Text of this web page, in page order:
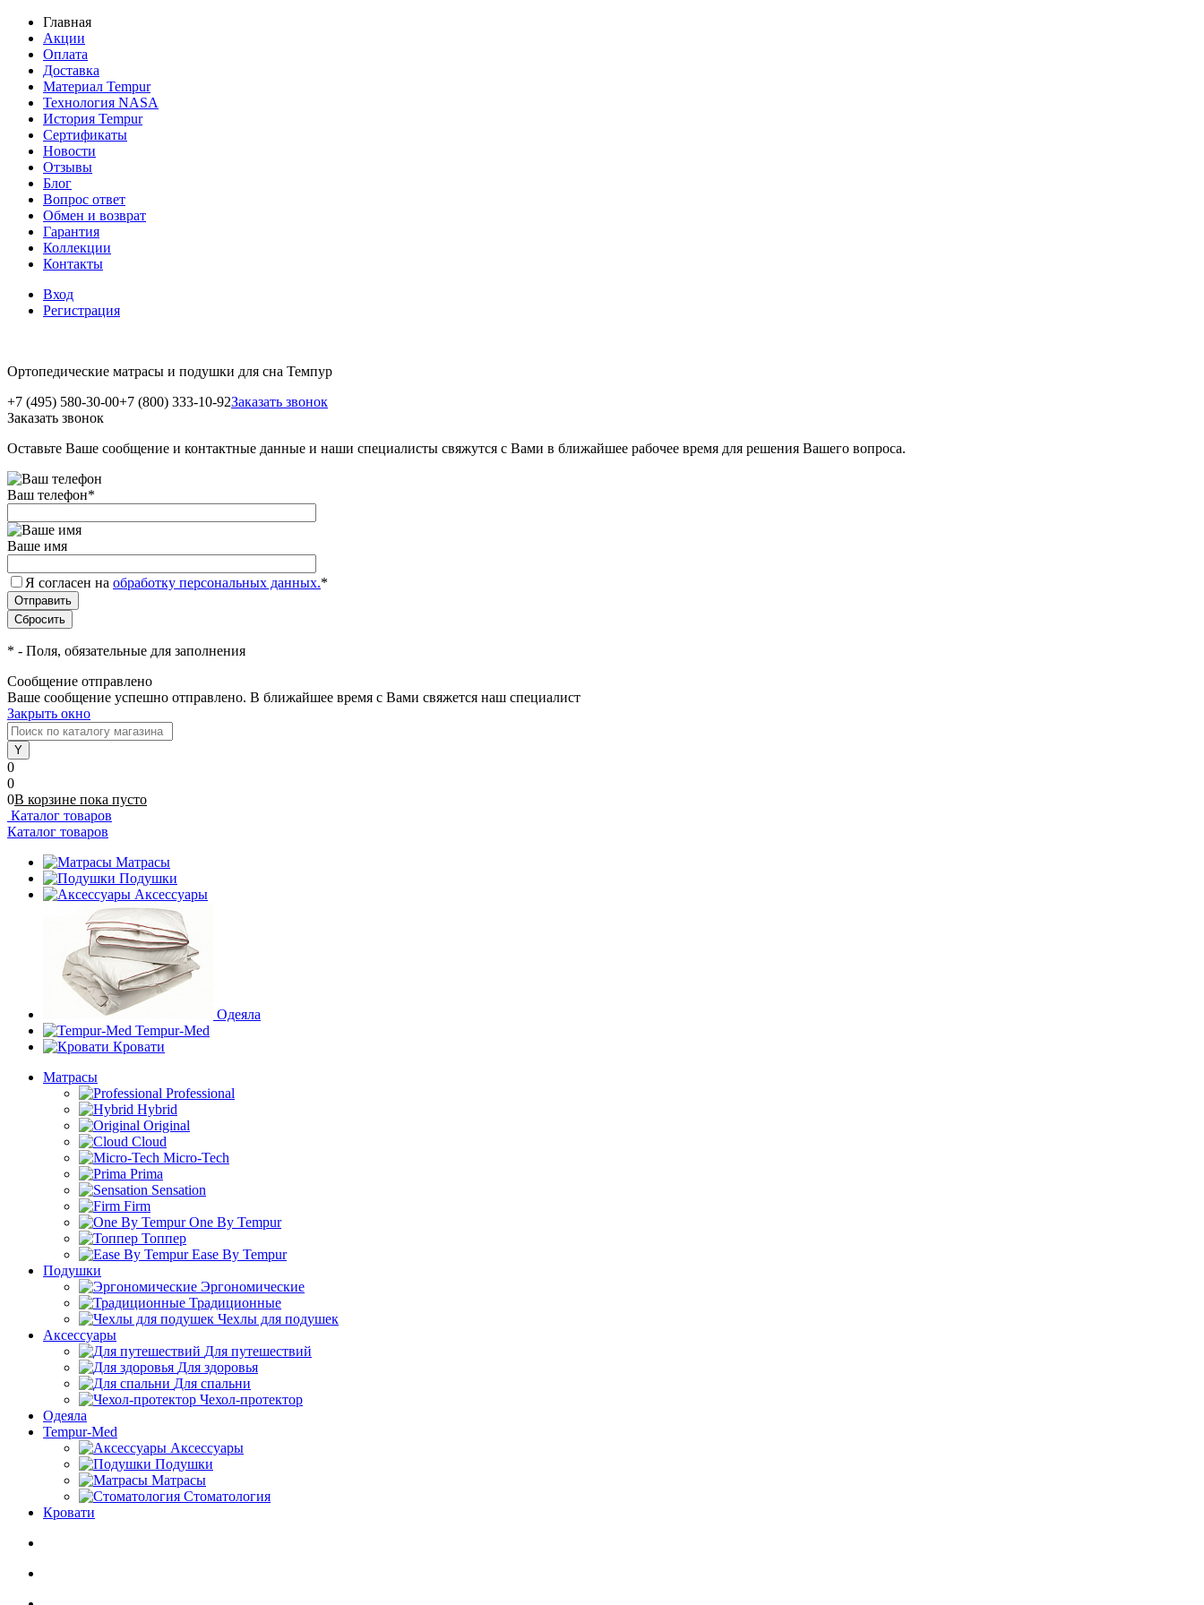
Главная
Акции
Оплата
Доставка
Материал Tempur
Технология NASA
История Tempur
Сертификаты
Новости
Отзывы
Блог
Вопрос ответ
Обмен и возврат
Гарантия
Коллекции
Контакты
Вход
Регистрация
Ортопедические матрасы и подушки для сна Темпур
+7 (495) 580-30-00+7 (800) 333-10-92Заказать звонок
Заказать звонок
Оставьте Ваше сообщение и контактные данные и наши специалисты свяжутся с Вами в ближайшее рабочее время для решения Вашего вопроса.
Ваш телефон*
Ваше имя
Я согласен на обработку персональных данных.*
* - Поля, обязательные для заполнения
Сообщение отправлено
Ваше сообщение успешно отправлено. В ближайшее время с Вами свяжется наш специалист
Закрыть окно
0
0
0В корзине пока пусто
Каталог товаров
Каталог товаров
Матрасы
Подушки
Аксессуары
Одеяла
Tempur-Med
Кровати
Матрасы
Professional
Hybrid
Original
Cloud
Micro-Tech
Prima
Sensation
Firm
One By Tempur
Топпер
Ease By Tempur
Подушки
Эргономические
Традиционные
Чехлы для подушек
Аксессуары
Для путешествий
Для здоровья
Для спальни
Чехол-протектор
Одеяла
Tempur-Med
Аксессуары
Подушки
Матрасы
Стоматология
Кровати